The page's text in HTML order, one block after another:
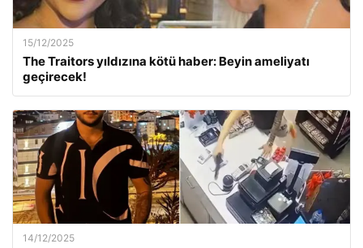
15/12/2025
The Traitors yıldızına kötü haber: Beyin ameliyatı
geçirecek!
14/12/2025